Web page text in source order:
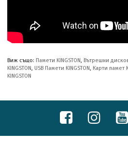
Виж също: Памети KINGSTON, Вътрешни
KINGSTON, USB Памети KINGSTON, Карти памет
KINGSTON